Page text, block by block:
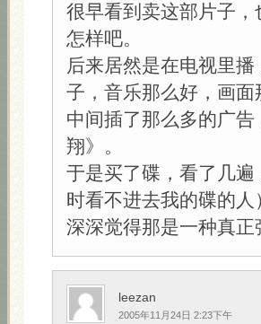
很早看到卖这部片子
怎样吧。
后来居然是在电视里
子，音乐那么好，画
中间插了那么多的广
翔》。
于是买了碟，看了几
时看不进去我的碟的
深深觉得那是一种真
leezan
2005年11月24日 2:23下午